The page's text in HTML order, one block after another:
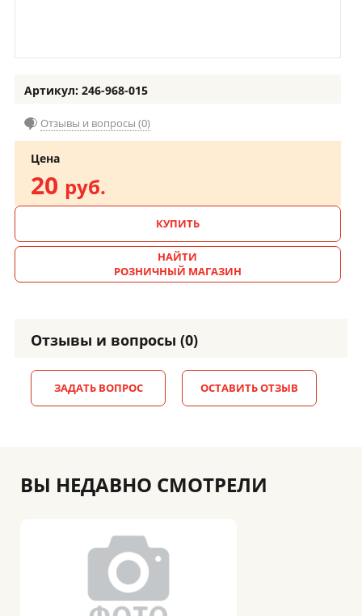
Артикул: 246-968-015
Отзывы и вопросы (0)
Цена
20 руб.
КУПИТЬ
НАЙТИ
РОЗНИЧНЫЙ МАГАЗИН
Отзывы и вопросы (0)
ЗАДАТЬ ВОПРОС ОСТАВИТЬ ОТЗЫВ
ВЫ НЕДАВНО СМОТРЕЛИ